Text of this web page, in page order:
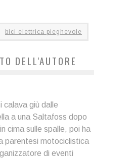
bici elettrica pieghevole
DELL'AUTORE
calava giù dalle
a una Saltafoss dopo
cima sulle spalle, poi ha
parentesi motociclistica
di eventi